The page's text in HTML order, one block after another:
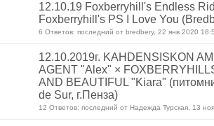
12.10.19 Foxberryhill's Endless
Foxberryhill's PS I Love You
6 Ответов: последний от bredbery, 22 янв 2020
12.10.2019г. KAHDENSISKON
AGENT "Alex" ×
AND BEAUTIFUL "Kiara"
de Sur, г.Пенза)
12 Ответов: последний от Надежда Турская, 13